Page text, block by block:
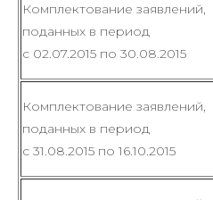
Комплектование заявлений,
поданных в период
с 02.07.2015 по 30.08.2015
Комплектование заявлений,
поданных в период
с 31.08.2015 по 16.10.2015